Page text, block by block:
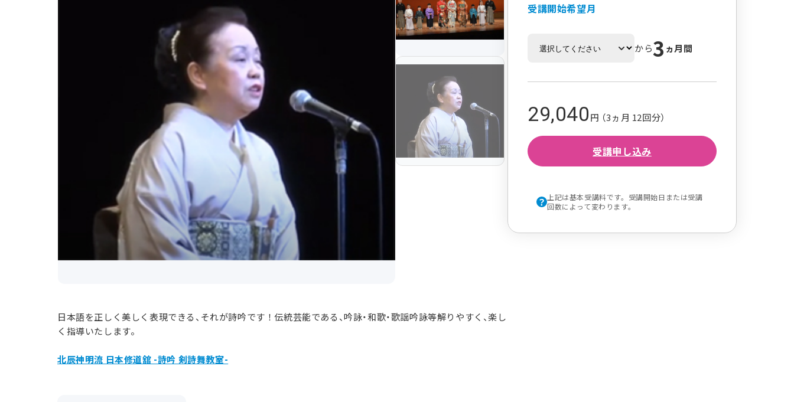
日本語を正しく美しく表現できる、それが詩吟です！伝統芸能である、吟詠・和歌・歌謡吟詠等解りやすく、楽し
く指導いたします。
北辰神明流 日本修道舘 -詩吟 剣詩舞教室-
受講開始希望月
から3 ヵ月間
29,040円 （3ヵ月 12回分）
受講申し込み
上記は基本受講料です。受講開始日または受講
回数によって変わります。